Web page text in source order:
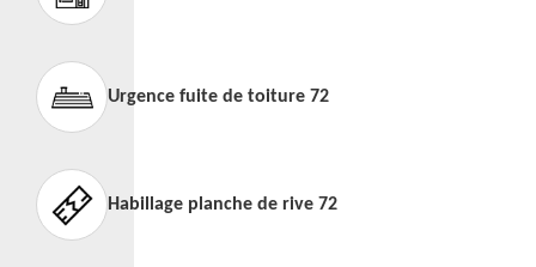
Urgence fuite de toiture 72
Habillage planche de rive 72